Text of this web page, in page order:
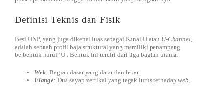
Definisi Teknis dan Fisik
Besi UNP, yang juga dikenal luas sebagai Kanal U atau U-Channel,
adalah sebuah profil baja struktural yang memiliki penampang
berbentuk huruf ‘U’. Bentuk ini terdiri dari tiga bagian utama:
Web: Bagian dasar yang datar dan lebar.
Flange: Dua sayap vertikal yang tegak lurus terhadap web.